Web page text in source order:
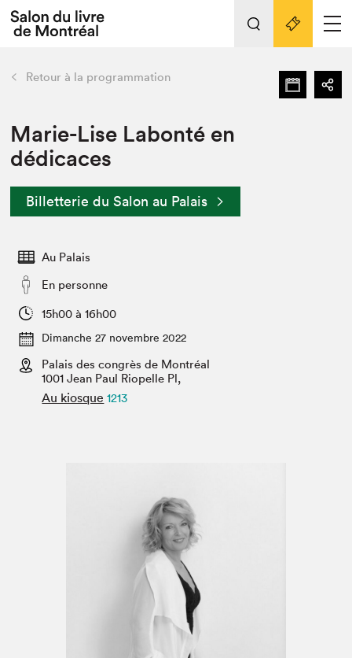
Espace médias
Espace exposant⋅e⋅s
Espace enseignant·e·s
Espace pro
Tout sur l'édition 2022
Actualités
Vidéos et Balados
retour Nos activités
Édition 2022
Planifier sa visite
Nous connaître
Projets partenaires 2022
Archives
Liens pratiques
Retour à la programmation
Marie-Lise Labonté en
dédicaces
Billetterie du Salon au Palais
Au Palais
En personne
15h00 à 16h00
Dimanche 27 novembre 2022
Palais des congrès de Montréal
1001 Jean Paul Riopelle Pl,
Au kiosque 1213